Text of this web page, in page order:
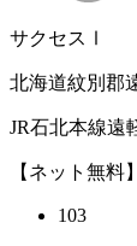
サクセスⅠ
北海道紋別郡
JR石北本線遠
【ネット無
103